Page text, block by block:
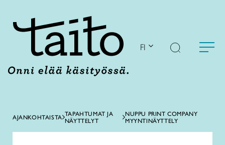
FI
AJANKOHTAISTA TAPAHTUMAT JA
NÄYTTELYT
NUPPU PRINT COMPANY
MYYNTINÄYTTELY